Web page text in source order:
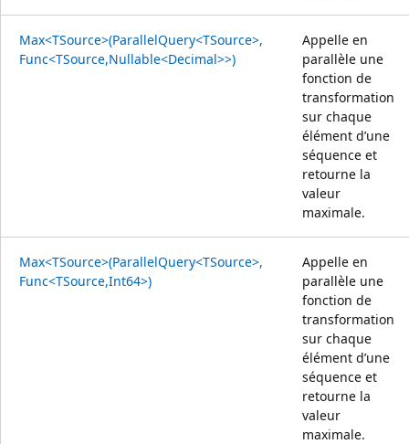
Max<TSource>(ParallelQuery<TSource>,
Func<TSource,Nullable<Decimal>>)
Appelle en
parallèle une
fonction de
transformation
sur chaque
élément d’une
séquence et
retourne la
valeur
maximale.
Max<TSource>(ParallelQuery<TSource>,
Func<TSource,Int64>)
Appelle en
parallèle une
fonction de
transformation
sur chaque
élément d’une
séquence et
retourne la
valeur
maximale.